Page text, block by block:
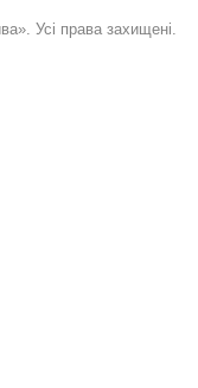
Усі права захищені.